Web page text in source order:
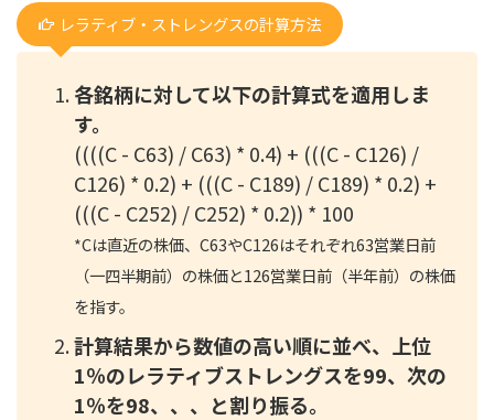
レラティブ・ストレングスの計算方法
各銘柄に対して以下の計算式を適用しま
す。
((((C - C63) / C63) * 0.4) + (((C - C126) /
C126) * 0.2) + (((C - C189) / C189) * 0.2) +
(((C - C252) / C252) * 0.2)) * 100
*Cは直近の株価、C63やC126はそれぞれ63営業日前
（一四半期前）の株価と126営業日前（半年前）の株価
を指す。
計算結果から数値の高い順に並べ、上位
1％のレラティブストレングスを99、次の
1％を98、、、と割り振る。